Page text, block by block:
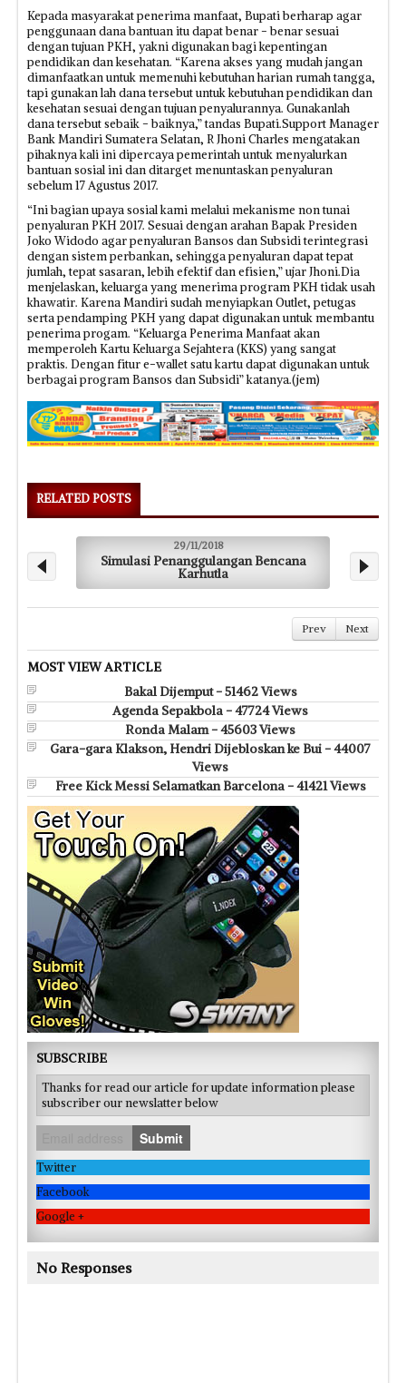
Kepada masyarakat penerima manfaat, Bupati berharap agar
penggunaan dana bantuan itu dapat benar - benar sesuai
dengan tujuan PKH, yakni digunakan bagi kepentingan
pendidikan dan kesehatan. “Karena akses yang mudah jangan
dimanfaatkan untuk memenuhi kebutuhan harian rumah tangga,
tapi gunakan lah dana tersebut untuk kebutuhan pendidikan dan
kesehatan sesuai dengan tujuan penyalurannya. Gunakanlah
dana tersebut sebaik - baiknya,” tandas Bupati.Support Manager
Bank Mandiri Sumatera Selatan, R Jhoni Charles mengatakan
pihaknya kali ini dipercaya pemerintah untuk menyalurkan
bantuan sosial ini dan ditarget menuntaskan penyaluran
sebelum 17 Agustus 2017.
“Ini bagian upaya sosial kami melalui mekanisme non tunai
penyaluran PKH 2017. Sesuai dengan arahan Bapak Presiden
Joko Widodo agar penyaluran Bansos dan Subsidi terintegrasi
dengan sistem perbankan, sehingga penyaluran dapat tepat
jumlah, tepat sasaran, lebih efektif dan efisien,” ujar Jhoni.Dia
menjelaskan, keluarga yang menerima program PKH tidak usah
khawatir. Karena Mandiri sudah menyiapkan Outlet, petugas
serta pendamping PKH yang dapat digunakan untuk membantu
penerima progam. “Keluarga Penerima Manfaat akan
memperoleh Kartu Keluarga Sejahtera (KKS) yang sangat
praktis. Dengan fitur e-wallet satu kartu dapat digunakan untuk
berbagai program Bansos dan Subsidi” katanya.(jem)
RELATED POSTS
Simulasi Penanggulangan Bencana
Prev Next
MOST VIEW ARTICLE
Bakal Dijemput - 51462 Views
Agenda Sepakbola - 47724 Views
Ronda Malam - 45603 Views
Gara-gara Klakson, Hendri Dijebloskan ke Bui - 44007
Views
Free Kick Messi Selamatkan Barcelona - 41421 Views
SUBSCRIBE
Thanks for read our article for update information please
subscriber our newslatter below
Submit
Twitter
Facebook
Google +
No Responses